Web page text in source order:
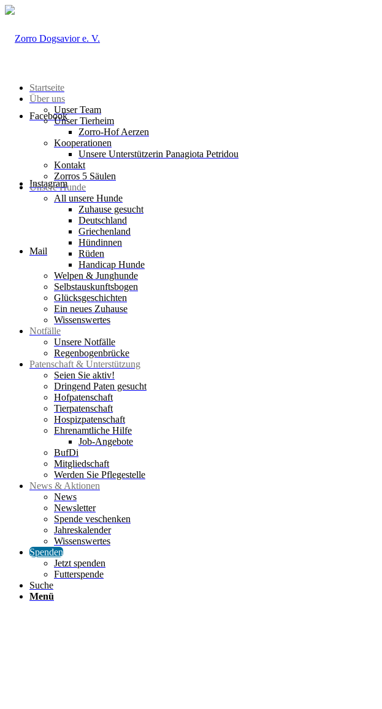
Facebook
Instagram
Mail
Startseite
Über uns
Unser Team
Unser Tierheim
Zorro-Hof Aerzen
Kooperationen
Unsere Unterstützerin Panagiota Petridou
Kontakt
Zorros 5 Säulen
Unsere Hunde
All unsere Hunde
Zuhause gesucht
Deutschland
Griechenland
Hündinnen
Rüden
Handicap Hunde
Welpen & Junghunde
Selbstauskunftsbogen
Glücksgeschichten
Ein neues Zuhause
Wissenswertes
Notfälle
Unsere Notfälle
Regenbogenbrücke
Patenschaft & Unterstützung
Seien Sie aktiv!
Dringend Paten gesucht
Hofpatenschaft
Tierpatenschaft
Hospizpatenschaft
Ehrenamtliche Hilfe
Job-Angebote
BufDi
Mitgliedschaft
Werden Sie Pflegestelle
News & Aktionen
News
Newsletter
Spende veschenken
Jahreskalender
Wissenswertes
Spenden
Jetzt spenden
Futterspende
Suche
Menü